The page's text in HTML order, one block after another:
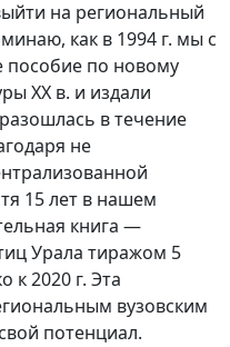
на региональный
как в 1994 г. мы с
пособие по новому
XX в. и издали
в течение
не
15 лет в нашем
книга —
Урала тиражом 5
к 2020 г. Эта
вузовским
потенциал.